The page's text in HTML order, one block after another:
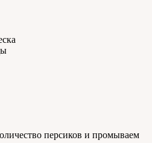
персиков и промываем